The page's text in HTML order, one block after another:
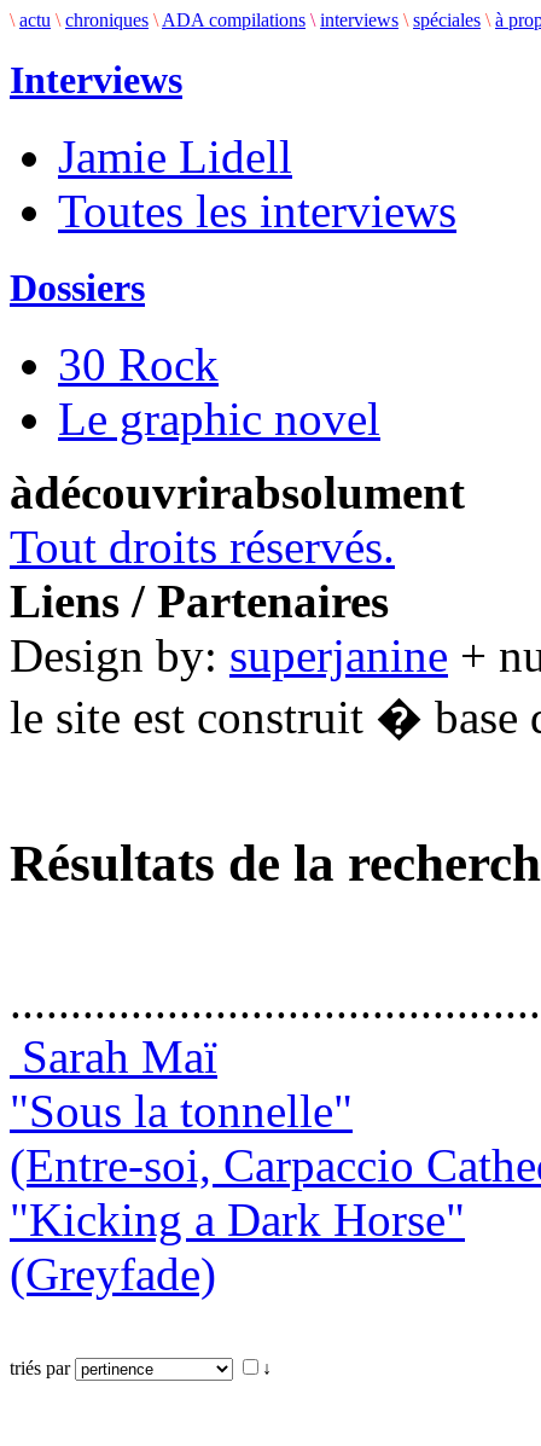
\ actu \ chroniques \ ADA compilations \ interviews \ spéciales \ à
Interviews
Jamie Lidell
Toutes les interviews
Dossiers
30 Rock
Le graphic novel
àdécouvrirabsolument
Tout droits réservés.
Liens / Partenaires
Design by: superjanine +
le site est construit � base
Résultats de la
Sarah Maï
"Sous la tonnelle"
(Entre-soi, Carpaccio
"Kicking a Dark Horse"
(Greyfade)
triés par ↓